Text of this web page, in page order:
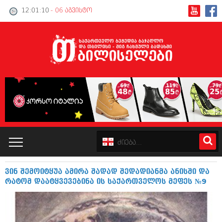
12:01:11 - 06 აგვისტო
კატალოგი
პოლიტიკა
ინტერვიუები
ვინ შემოიტყუა ამირა შადად შედადიანმა ანისში და
რატომ დაატყვევებინა ის საქართველოს მეფეს №9